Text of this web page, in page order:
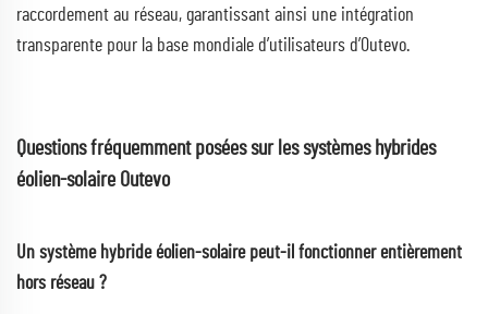
raccordement au réseau, garantissant ainsi une intégration
transparente pour la base mondiale d’utilisateurs d’Outevo.
Questions fréquemment posées sur les systèmes hybrides
éolien-solaire Outevo
Un système hybride éolien-solaire peut-il fonctionner entièrement
hors réseau ?